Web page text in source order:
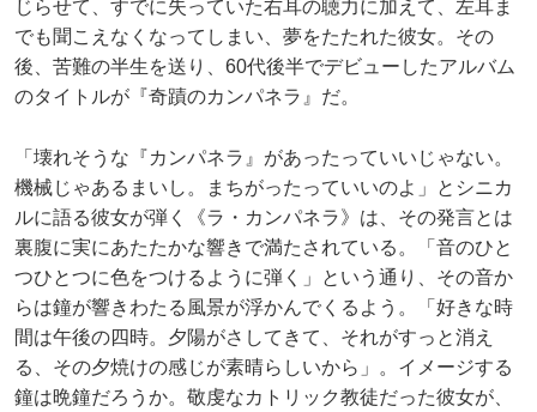
じらせて、すでに失っていた右耳の聴力に加えて、左耳ま
でも聞こえなくなってしまい、夢をたたれた彼女。その
後、苦難の半生を送り、60代後半でデビューしたアルバム
のタイトルが『奇蹟のカンパネラ』だ。
「壊れそうな『カンパネラ』があったっていいじゃない。
機械じゃあるまいし。まちがったっていいのよ」とシニカ
ルに語る彼女が弾く《ラ・カンパネラ》は、その発言とは
裏腹に実にあたたかな響きで満たされている。「音のひと
つひとつに色をつけるように弾く」という通り、その音か
らは鐘が響きわたる風景が浮かんでくるよう。「好きな時
間は午後の四時。夕陽がさしてきて、それがすっと消え
る、その夕焼けの感じが素晴らしいから」。イメージする
鐘は晩鐘だろうか。敬虔なカトリック教徒だった彼女が、